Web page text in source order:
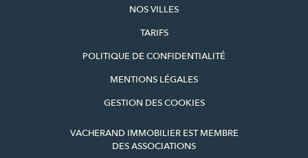
NOS VILLES
TARIFS
POLITIQUE DE CONFIDENTIALITÉ
MENTIONS LÉGALES
GESTION DES COOKIES
VACHERAND IMMOBILIER EST MEMBRE
DES ASSOCIATIONS